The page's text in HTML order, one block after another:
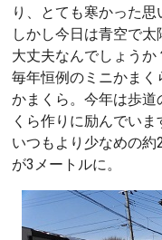
り、とても寒かった思
しかし今日は青空で太
大丈夫なんでしょうか
毎年恒例のミニかま
かまくら。今年は歩道
くら作りに励んでいま
いつもより少なめの
が3メートルに。